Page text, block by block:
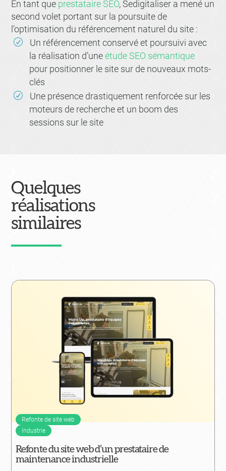
En tant que prestataire SEO, Sedigitaliser a mené un
second volet portant sur la poursuite de
l’optimisation du référencement naturel du site :
Un référencement conservé et poursuivi avec
la réalisation d’uneétude SEO sémantique
pour positionner le site sur de nouveaux mots-
clés
Une présence drastiquement renforcée sur les
moteurs de recherche et un boom des
sessions sur le site
Quelques
réalisations
similaires
Refonte de site web
Industrie
Refonte du site web d’un prestataire de
maintenance industrielle